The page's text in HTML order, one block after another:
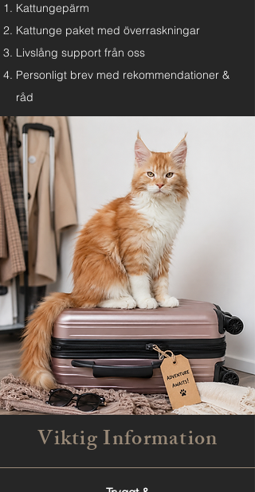
Kattungepärm
Kattunge paket med överraskningar
Livslång support från oss
Personligt brev med rekommendationer &
råd
Viktig Information